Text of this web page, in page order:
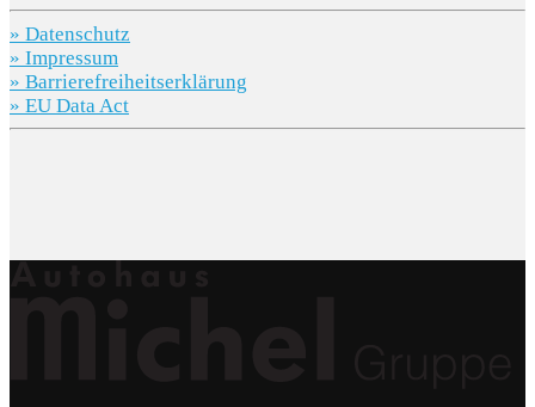
» Datenschutz
» Impressum
» Barrierefreiheitserklärung
» EU Data Act